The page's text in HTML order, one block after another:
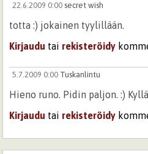
22.6.2009 0:00 secret wish
totta :) jokainen tyylillään.
Kirjaudu tai rekisteröidy
5.7.2009 0:00 Tuskanlintu
Hieno runo. Pidin paljon. :)
Kirjaudu tai rekisteröidy